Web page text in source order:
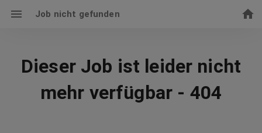
Job nicht gefunden
Dieser Job ist leider nicht
mehr verfügbar - 404